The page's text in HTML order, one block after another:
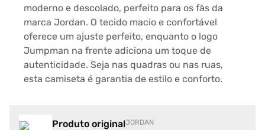
moderno e descolado, perfeito para os fãs da
marca Jordan. O tecido macio e confortável
oferece um ajuste perfeito, enquanto o logo
Jumpman na frente adiciona um toque de
autenticidade. Seja nas quadras ou nas ruas,
esta camiseta é garantia de estilo e conforto.
Produto originalJORDAN